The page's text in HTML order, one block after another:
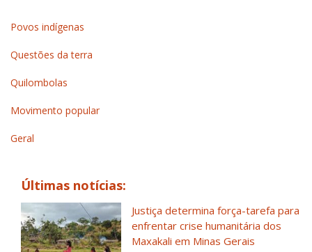
Povos indígenas
Questões da terra
Quilombolas
Movimento popular
Geral
Últimas notícias:
Justiça determina força-tarefa para
enfrentar crise humanitária dos
Maxakali em Minas Gerais